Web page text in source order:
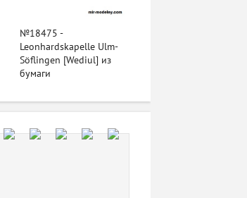
№18475 -
Leonhardskapelle Ulm-
Söflingen [Wediul] из
бумаги